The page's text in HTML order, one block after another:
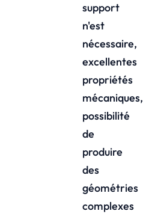
support
n'est
nécessaire,
excellentes
propriétés
mécaniques,
possibilité
de
produire
des
géométries
complexes